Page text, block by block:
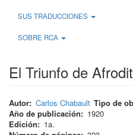
SUS TRADUCCIONES
SOBRE RCA
El Triunfo de
Autor Carlos Chabault Tipo de
Año de publicación
1920
Edición
1a.